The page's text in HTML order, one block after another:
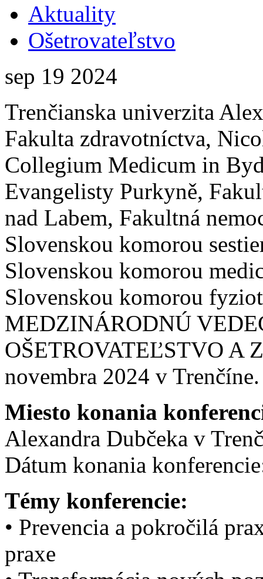
Aktuality
Ošetrovateľstvo
sep 19 2024
Trenčianska univerzita
Fakulta zdravotníctva,
Collegium Medicum in
Evangelisty Purkyně,
nad Labem, Fakultná
Slovenskou komorou
Slovenskou komorou
Slovenskou komorou
MEDZINÁRODNÚ
OŠETROVATEĽSTVO A
novembra 2024 v Trenčíne.
Miesto konania
Alexandra Dubčeka v
Dátum konania
Témy konferencie:
• Prevencia a pokročilá
praxe